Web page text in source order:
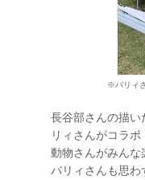
※バリィ
長谷部さんの描
リィさんがコラボ
動物さんがみんな
バリィさんも思わ